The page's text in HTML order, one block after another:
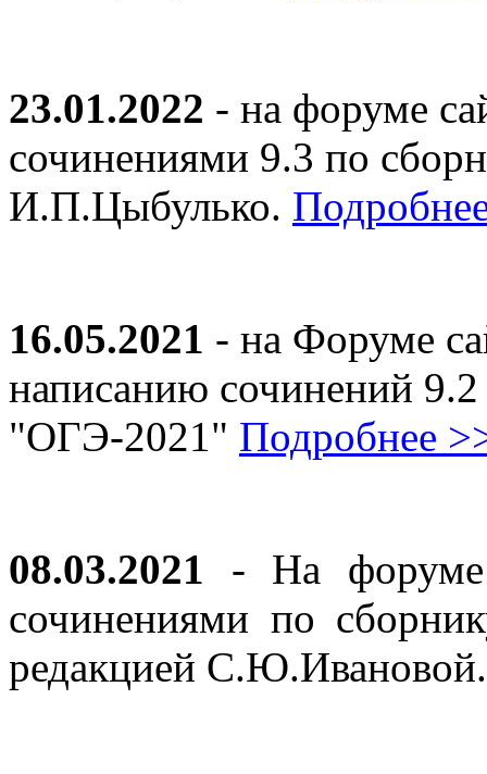
23.01.2022 - на форуме
сочинениями 9.3 по
И.П.Цыбулько.
16.05.2021 - на Форуме
написанию сочинений
"ОГЭ-2021" Подробнее
08.03.2021 - На форуме
сочинениями по
редакцией